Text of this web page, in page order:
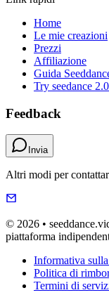
Home
Le mie creazioni
Prezzi
Affiliazione
Guida
Try seedance
Feedback
Invia
Altri modi per
© 2026 •
piattaforma
Informativa
Politica di
Termini di